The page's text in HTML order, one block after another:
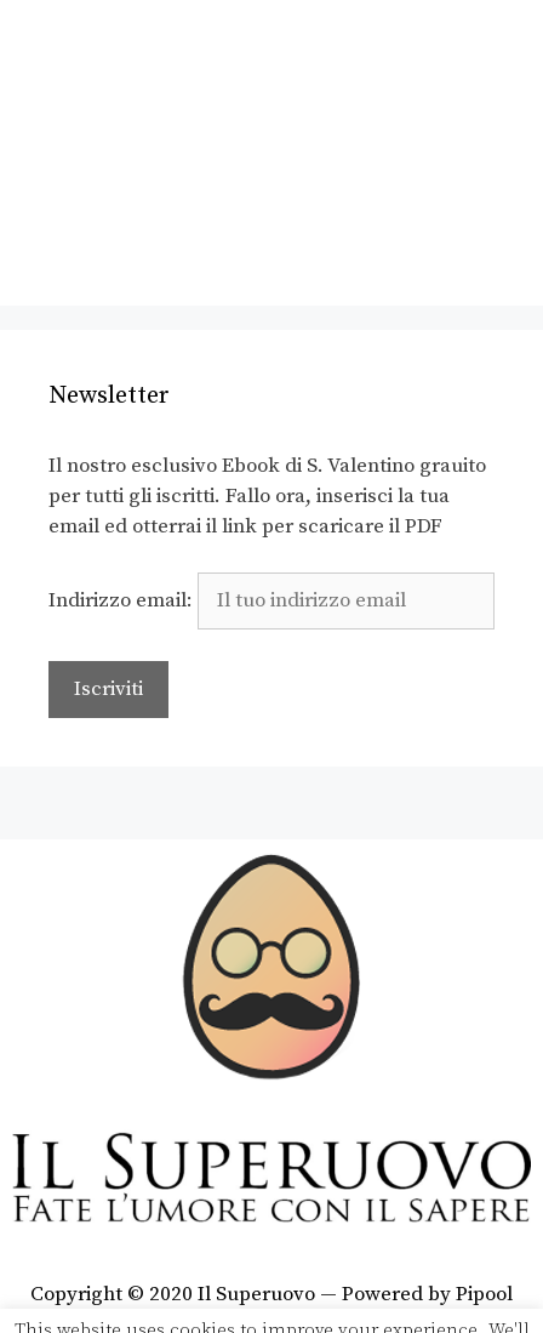
Newsletter
Il nostro esclusivo Ebook di S. Valentino grauito
per tutti gli iscritti. Fallo ora, inserisci la tua
email ed otterrai il link per scaricare il PDF
Indirizzo email:
Copyright © 2020 Il Superuovo — Powered by Pipool
SRL